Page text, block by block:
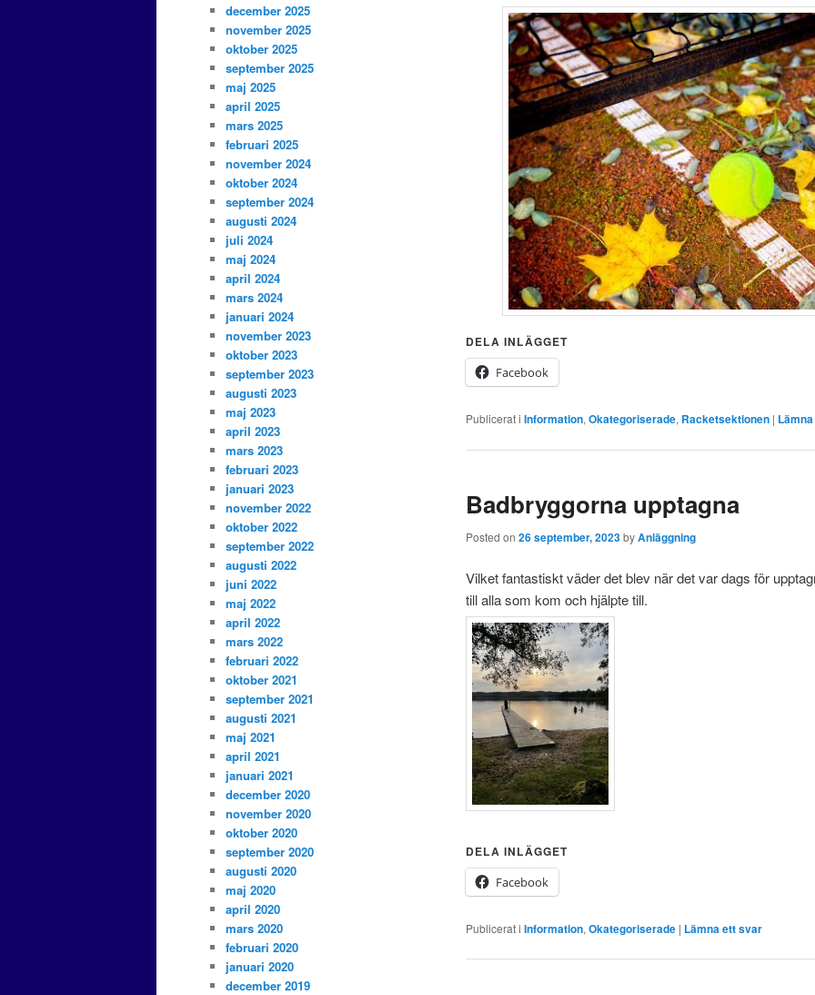
DELA INLÄGGET
Facebook
Publicerat i Information, Okategoriserade, Racketsektionen |
Badbryggorna upptagna
Posted on 26 september, 2023byAnläggning
Vilket fantastiskt väder det blev när det var dags för
till alla som kom och hjälpte till.
DELA INLÄGGET
Facebook
Publicerat i Information, Okategoriserade | Lämna ett svar
december 2025
november 2025
oktober 2025
september 2025
maj 2025
april 2025
mars 2025
februari 2025
november 2024
oktober 2024
september 2024
augusti 2024
juli 2024
maj 2024
april 2024
mars 2024
januari 2024
november 2023
oktober 2023
september 2023
augusti 2023
maj 2023
april 2023
mars 2023
februari 2023
januari 2023
november 2022
oktober 2022
september 2022
augusti 2022
juni 2022
maj 2022
april 2022
mars 2022
februari 2022
oktober 2021
september 2021
augusti 2021
maj 2021
april 2021
januari 2021
december 2020
november 2020
oktober 2020
september 2020
augusti 2020
maj 2020
april 2020
mars 2020
februari 2020
januari 2020
december 2019